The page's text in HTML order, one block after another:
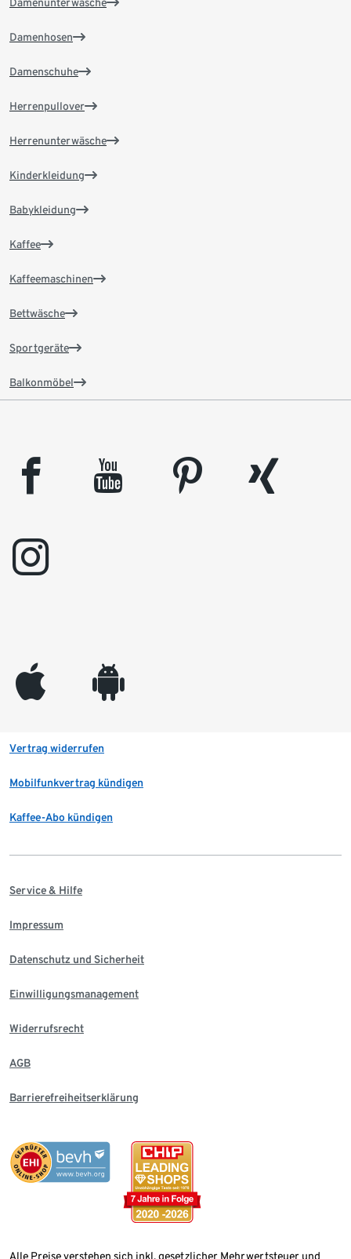
Damenunterwäsche
Damenhosen
Damenschuhe
Herrenpullover
Herrenunterwäsche
Kinderkleidung
Babykleidung
Kaffee
Kaffeemaschinen
Bettwäsche
Sportgeräte
Balkonmöbel
facebook youtube pinterest
xing
instagram
appleinc android
Vertrag widerrufen
Mobilfunkvertrag kündigen
Kaffee-Abo kündigen
Service & Hilfe
Impressum
Datenschutz und Sicherheit
Einwilligungsmanagement
Widerrufsrecht
AGB
Barrierefreiheitserklärung
Alle Preise verstehen sich inkl. gesetzlicher Mehrwertsteuer und